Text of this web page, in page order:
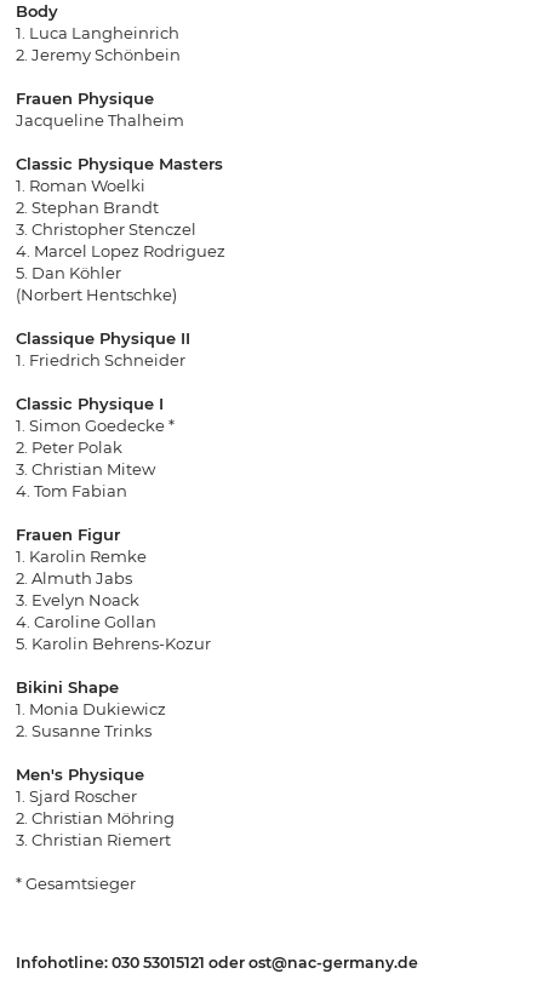
Body
1. Luca Langheinrich
2. Jeremy Schönbein
Frauen Physique
Jacqueline Thalheim
Classic Physique Masters
1. Roman Woelki
2. Stephan Brandt
3. Christopher Stenczel
4. Marcel Lopez Rodriguez
5. Dan Köhler
(Norbert Hentschke)
Classique Physique II
1. Friedrich Schneider
Classic Physique I
1. Simon Goedecke *
2. Peter Polak
3. Christian Mitew
4. Tom Fabian
Frauen Figur
1. Karolin Remke
2. Almuth Jabs
3. Evelyn Noack
4. Caroline Gollan
5. Karolin Behrens-Kozur
Bikini Shape
1. Monia Dukiewicz
2. Susanne Trinks
Men's Physique
1. Sjard Roscher
2. Christian Möhring
3. Christian Riemert
* Gesamtsieger
Infohotline: 030 53015121 oder ost@nac-germany.de